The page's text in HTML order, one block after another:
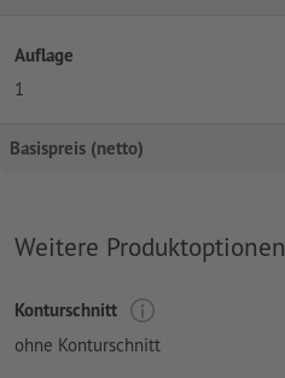
Auflage
1
Basispreis (netto)
Weitere Produktoptionen
Konturschnitt
ohne Konturschnitt